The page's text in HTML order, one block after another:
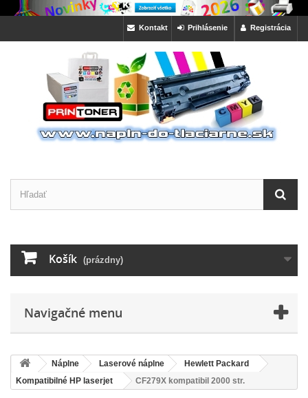
Registrácia
Prihlásenie
Kontakt
Košík (prázdny)
Navigačné menu
Náplne Laserové náplne
Hewlett Packard
Kompatibilné HP laserjet
CF279X kompatibil 2000 str.